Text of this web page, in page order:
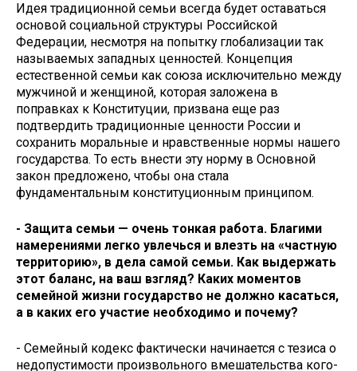
Идея традиционной семьи всегда будет оставаться
основой социальной структуры Российской
Федерации, несмотря на попытку глобализации так
называемых западных ценностей. Концепция
естественной семьи как союза исключительно между
мужчиной и женщиной, которая заложена в
поправках к Конституции, призвана еще раз
подтвердить традиционные ценности России и
сохранить моральные и нравственные нормы нашего
государства. То есть внести эту норму в Основной
закон предложено, чтобы она стала
фундаментальным конституционным принципом.
- Защита семьи — очень тонкая работа. Благими
намерениями легко увлечься и влезть на «частную
территорию», в дела самой семьи. Как выдержать
этот баланс, на ваш взгляд? Каких моментов
семейной жизни государство не должно касаться,
а в каких его участие необходимо и почему?
- Семейный кодекс фактически начинается с тезиса о
недопустимости произвольного вмешательства кого-